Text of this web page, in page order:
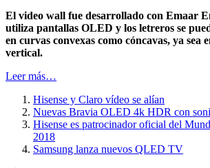
El video wall fue desarrollado con Emaar
utiliza pantallas OLED y los letreros se
en curvas convexas como cóncavas, ya sea
vertical.
Leer más…
Hisense y Claro vídeo se alían
Nuevas Bravia OLED 4k HDR con
Hisense es patrocinador oficial del
2018
Samsung lanza nuevos QLED TV